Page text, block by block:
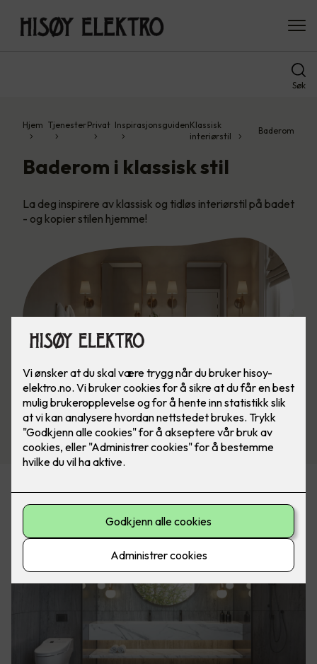
Søk
Hjem TjenesterPrivat InspirasjonsguidenKlassisk
interiørstil
Baderom
Baderom i klassisk stil
La deg inspirere av klassisk og tidløs interiørstil på badet
- og kopier stilen hjemme!